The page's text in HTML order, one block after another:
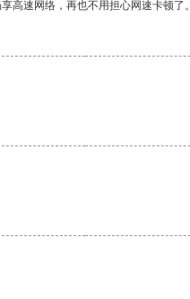
高速网络，再也不用担心网速卡顿了。